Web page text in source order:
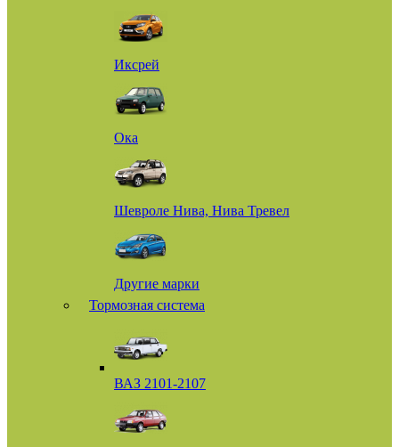
Иксрей
Ока
Шевроле Нива, Нива Тревел
Другие марки
Тормозная система
ВАЗ 2101-2107